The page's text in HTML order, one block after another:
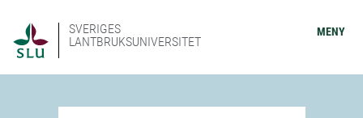
SVERIGES
LANTBRUKSUNIVERSITET
MENY